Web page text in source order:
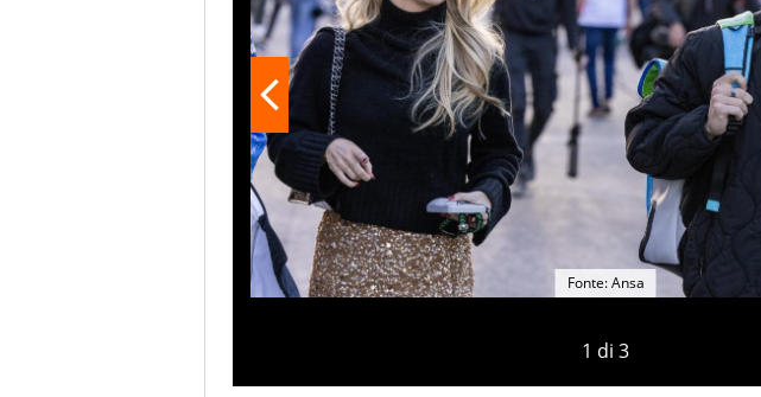
1 di 3
Fonte: Ansa